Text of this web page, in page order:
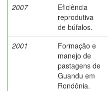
2007
Eficiência
reprodutiva
de búfalos.
2001
Formação e
manejo de
pastagens de
Guandu em
Rondônia.